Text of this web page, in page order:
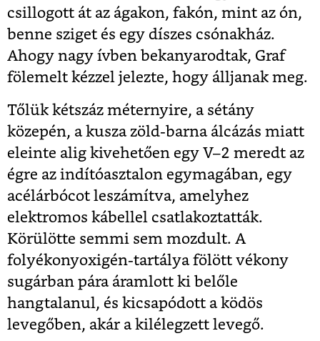
csillogott át az ágakon, fakón, mint az ón,
benne sziget és egy díszes csónakház.
Ahogy nagy ívben bekanyarodtak, Graf
fölemelt kézzel jelezte, hogy álljanak meg.
Tőlük kétszáz méternyire, a sétány
közepén, a kusza zöld-barna álcázás miatt
eleinte alig kivehetően egy V–2 meredt az
égre az indítóasztalon egymagában, egy
acélárbócot leszámítva, amelyhez
elektromos kábellel csatlakoztatták.
Körülötte semmi sem mozdult. A
folyékonyoxigén-tartálya fölött vékony
sugárban pára áramlott ki belőle
hangtalanul, és kicsapódott a ködös
levegőben, akár a kilélegzett levegő.